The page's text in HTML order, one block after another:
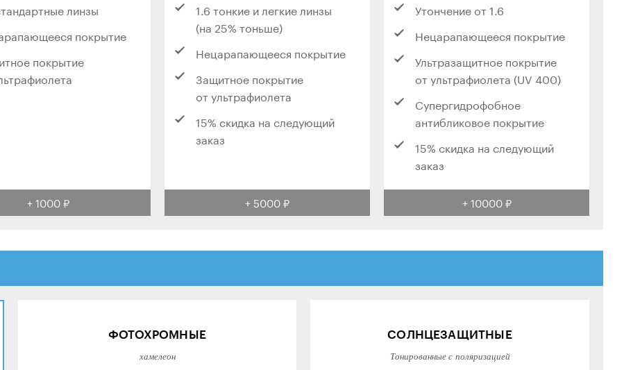
линзы
покрытие
покрытие
+ 1000 ₽
1.6 тонкие и легкие линзы
(на 25% тоньше)
Нецарапающееся покрытие
Защитное покрытие
от ультрафиолета
15% скидка на следующий
заказ
+ 5000 ₽
Утончение от 1.6
Нецарапающееся покрытие
Ультразащитное покрытие
от ультрафиолета (UV 400)
Супергидрофобное
антибликовое покрытие
15% скидка на следующий
заказ
+ 10000 ₽
ФОТОХРОМНЫЕ
хамелеон
СОЛНЦЕЗАЩИТНЫЕ
Тонированные с поляризацией